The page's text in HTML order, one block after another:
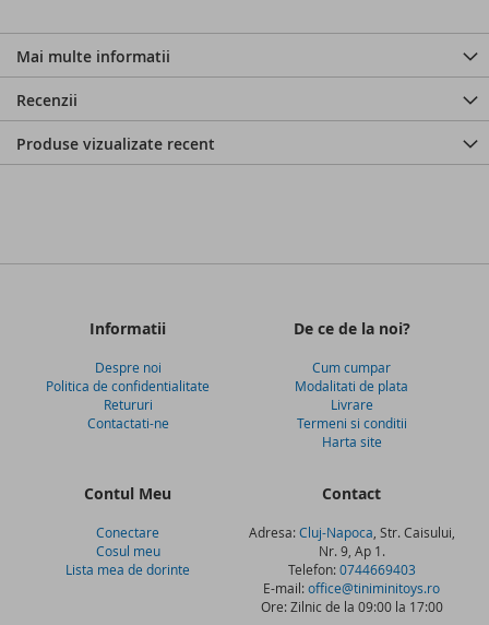
Mai multe informatii
Recenzii
Produse vizualizate recent
Informatii
Despre noi
Politica de confidentialitate
Retururi
Contactati-ne
De ce de la noi?
Cum cumpar
Modalitati de plata
Livrare
Termeni si conditii
Harta site
Contul Meu
Conectare
Cosul meu
Lista mea de dorinte
Contact
Adresa:Cluj-Napoca , Str. Caisului,
Nr. 9, Ap 1.
Telefon:0744669403
E-mail:office@tiniminitoys.ro
Ore: Zilnic de la 09:00 la 17:00